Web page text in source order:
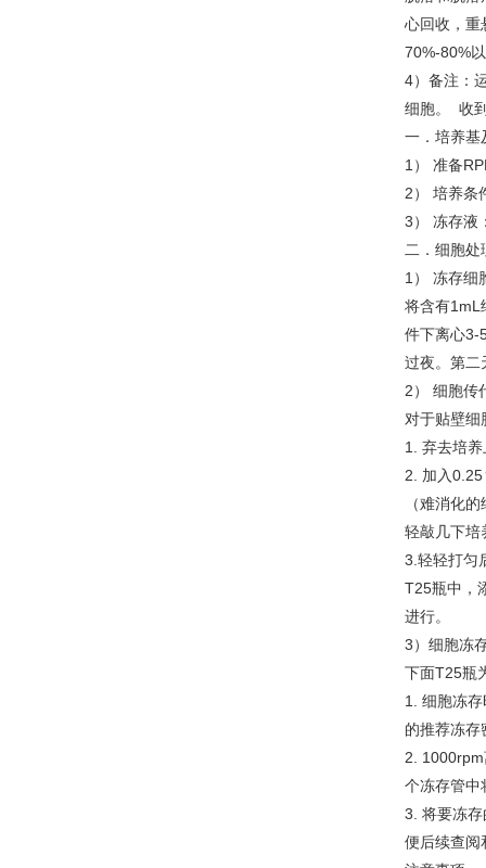
心回收，重
70%-80%
4）备注：
细胞。
一．培养基
1） 准备
2） 培养条
3） 冻存液
二．细胞处
1） 冻存细
将含有1mL
件下离心3-
过夜。第二
2） 细胞传
对于贴壁细
1. 弃去培
2. 加入
（难消化
轻敲几下培
3.轻轻打匀
T25瓶中，
进行。
3）细胞冻
下面T25瓶
1. 细胞冻
的推荐冻
2.
个冻存管中
3. 将要冻
便后续查阅